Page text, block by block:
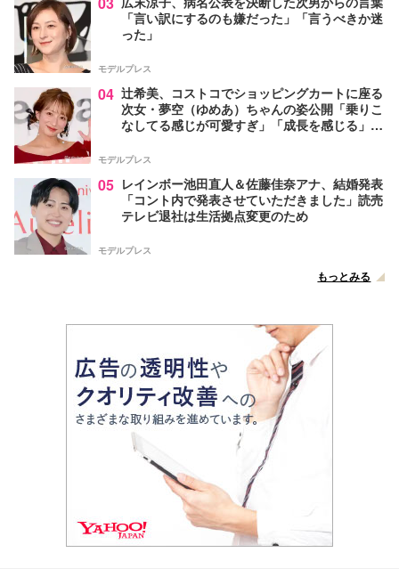
「言い訳にするのも嫌だった」「言うべきか迷
った」
モデルプレス
04 辻希美、コストコでショッピングカートに座る
次女・夢空（ゆめあ）ちゃんの姿公開「乗りこ
なしてる感じが可愛すぎ」「成長を感じる」の
モデルプレス
05 レインボー池田直人＆佐藤佳奈アナ、結婚発表
「コント内で発表させていただきました」読売
テレビ退社は生活拠点変更のため
モデルプレス
もっとみる